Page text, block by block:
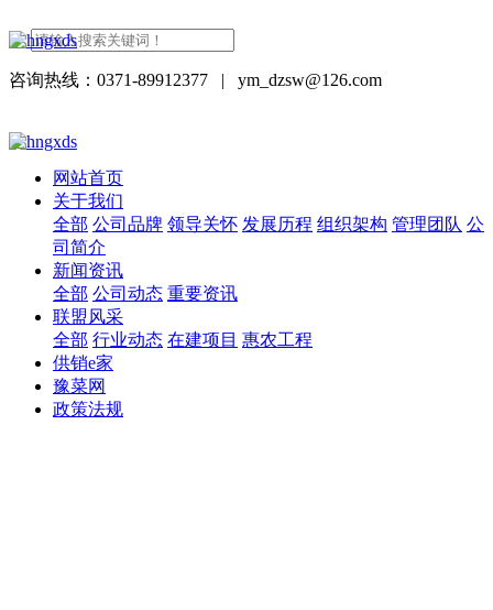
咨询热线：0371-89912377 | ym_dzsw@126.com
网站首页
关于我们
全部 公司品牌 领导关怀 发展历程 组织架构 管理团队 公
司简介
新闻资讯
全部 公司动态 重要资讯
联盟风采
全部 行业动态 在建项目 惠农工程
供销e家
豫菜网
政策法规